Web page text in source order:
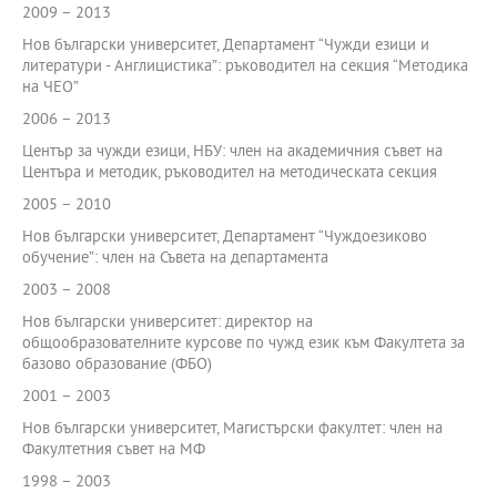
2009 – 2013
Нов български университет, Департамент “Чужди езици и
литератури - Англицистика”: ръководител на секция “Методика
на ЧЕО”
2006 – 2013
Център за чужди езици, НБУ: член на академичния съвет на
Центъра и методик, ръководител на методическата секция
2005 – 2010
Нов български университет, Департамент “Чуждоезиково
обучение”: член на Съвета на департамента
2003 – 2008
Нов български университет: директор на
общообразователните курсове по чужд език към Факултета за
базово образование (ФБО)
2001 – 2003
Нов български университет, Магистърски факултет: член на
Факултетния съвет на МФ
1998 – 2003